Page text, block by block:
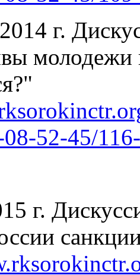
г.
молодежи
52-45/
г.